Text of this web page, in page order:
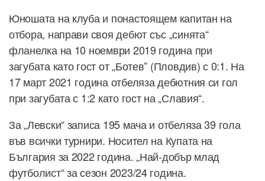
Юношата на клуба и понастоящем капитан на
отбора, направи своя дебют със „синята“
фланелка на 10 ноември 2019 година при
загубата като гост от „Ботев” (Пловдив) с 0:1. На
17 март 2021 година отбеляза дебютния си гол
при загубата с 1:2 като гост на „Славия“.
За „Левски“ записа 195 мача и отбеляза 39 гола
във всички турнири. Носител на Купата на
България за 2022 година. „Най-добър млад
футболист“ за сезон 2023/24 година.